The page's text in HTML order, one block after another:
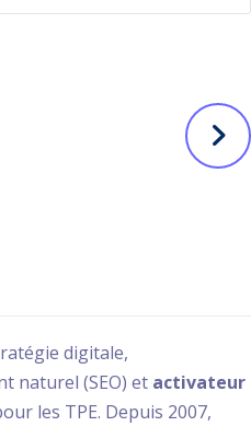
digitale,
naturel (SEO) et activateur
les TPE. Depuis 2007,